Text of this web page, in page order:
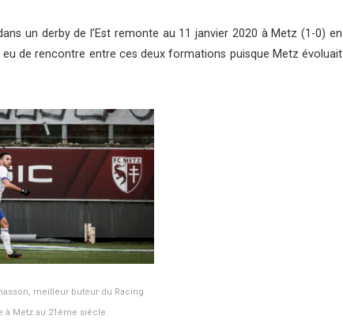
un derby de l’Est remonte au 11 janvier 2020 à Metz (1-0) en
eu de rencontre entre ces deux formations puisque Metz évoluait
meilleur buteur du Racing
à Metz au 21ème siècle.